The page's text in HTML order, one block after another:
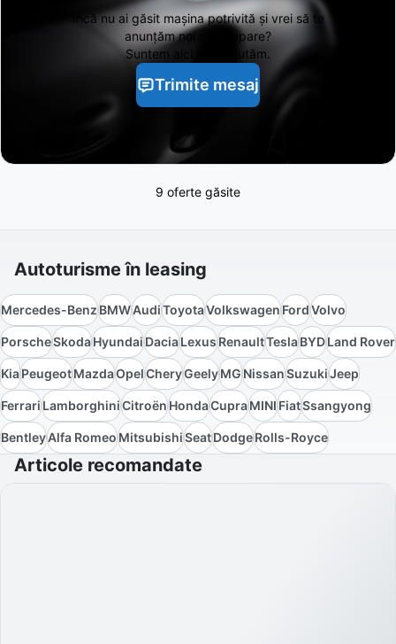
Încă nu ai găsitmașina potrivită și vrei să te
anunțăm noi când apare?
Suntem aici să te ajutăm.
Trimite mesaj
9 oferte găsite
Autoturisme în leasing
Mercedes-BenzBMWAudiToyotaVolkswagenFordVolvo
PorscheSkodaHyundaiDaciaLexusRenaultTeslaBYDLand Rover
KiaPeugeotMazdaOpelCheryGeelyMGNissanSuzukiJeep
FerrariLamborghiniCitroënHondaCupraMINIFiatSsangyong
BentleyAlfa RomeoMitsubishiSeatDodgeRolls-Royce
Articole recomandate